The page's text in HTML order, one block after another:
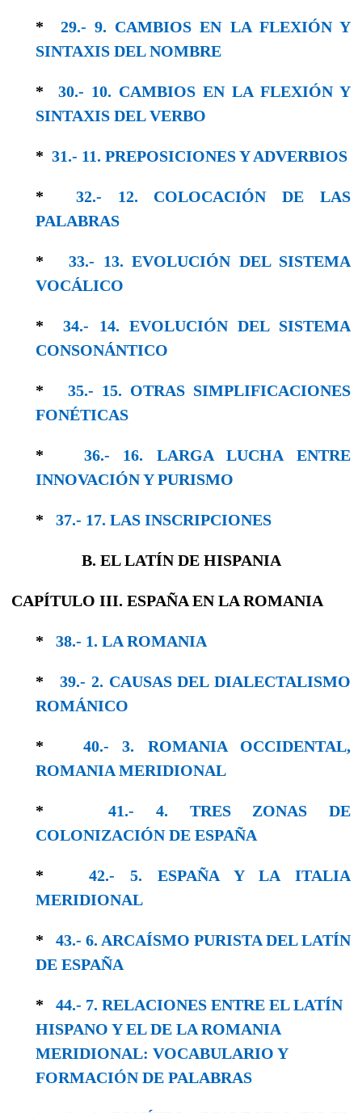
* 29.- 9. CAMBIOS EN LA FLEXIÓN Y
SINTAXIS DEL NOMBRE
* 30.- 10. CAMBIOS EN LA FLEXIÓN Y
SIN­TAXIS DEL VERBO
* 31.- 11. PREPOSICIONES Y ADVERBIOS
* 32.- 12. COLOCACIÓN DE LAS
PALABRAS
*33.- 13. EVOLUCIÓN DEL SISTEMA
VOCÁLICO
*34.- 14. EVOLUCIÓN DEL SISTEMA
CONSO­NÁNTICO
* 35.- 15. OTRAS SIMPLIFICACIONES
FONÉTICAS
* 36.- 16. LARGA LUCHA ENTRE
INNOVACIÓN Y PURISMO
* 37.- 17. LAS INSCRIPCIONES
B. EL LATÍN DE HISPANIA
CAPÍTULO III. ESPAÑA EN LA ROMANIA
* 38.- 1. LA ROMANIA
*39.- 2. CAUSAS DEL DIALECTALISMO
RO­MÁNICO
* 40.- 3. ROMANIA OCCIDENTAL,
ROMANIA MERIDIONAL
*41.- 4. TRES ZONAS DE
COLONIZACIÓN DE ESPAÑA
*42.- 5. ESPAÑA Y LA ITALIA
MERIDIONAL
* 43.- 6. ARCAÍSMO PURISTA DEL LATÍN
DE ESPAÑA
* 44.- 7. RELACIONES ENTRE EL LATÍN
HISPA­NO Y EL DE LA ROMANIA
MERIDIONAL: VOCABULARIO Y
FORMACIÓN DE PALABRAS